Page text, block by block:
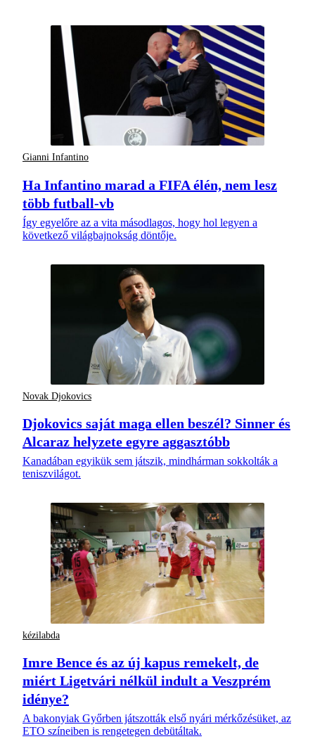
Gianni Infantino
Ha Infantino marad a FIFA élén, nem lesz
több futball-vb
Így egyelőre az a vita másodlagos, hogy hol legyen a
következő világbajnokság döntője.
Novak Djokovics
Djokovics saját maga ellen beszél? Sinner és
Alcaraz helyzete egyre aggasztóbb
Kanadában egyikük sem játszik, mindhárman sokkolták a
teniszvilágot.
kézilabda
Imre Bence és az új kapus remekelt, de
miért Ligetvári nélkül indult a Veszprém
idénye?
A bakonyiak Győrben játszották első nyári mérkőzésüket, az
ETO színeiben is rengetegen debütáltak.